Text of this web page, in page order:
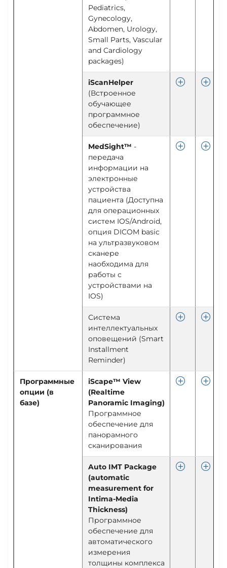
Pediatrics,
Gynecology,
Abdomen, Urology,
Small Parts, Vascular
and Cardiology
packages)
iScanHelper
(Встроенное
обучающее
программное
обеспечение)
MedSight™ -
передача
информации на
электронные
устройства
пациента (Доступна
для операционных
систем IOS/Android,
опция DICOM basic
на ультразвуковом
сканере
наобходима для
работы с
устройствами на
IOS)
Система
интеллектуальных
оповещений (Smart
Installment
Reminder)
Программные
опции (в
базе)
iScape™ View
(Realtime
Panoramic Imaging)
Программное
обеспечение для
панорамного
сканирования
Auto IMT Package
(automatic
measurement for
Intima-Media
Thickness)
Программное
обеспечение для
автоматического
измерения
толщины комплекса